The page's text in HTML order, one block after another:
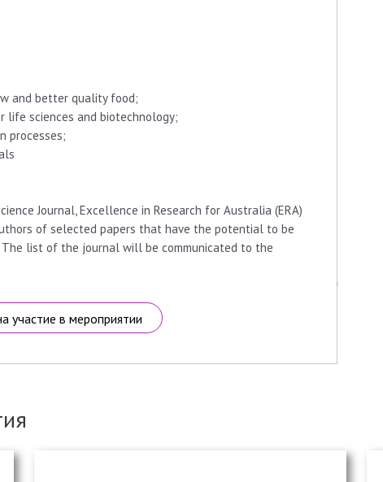
and better quality food;
life sciences and biotechnology;
processes;
Journal, Excellence in Research for Australia (ERA)
of selected papers that have the potential to be
list of the journal will be communicated to the
участие в мероприятии